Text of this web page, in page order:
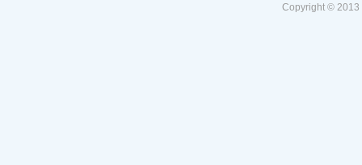
Copyright © 2013